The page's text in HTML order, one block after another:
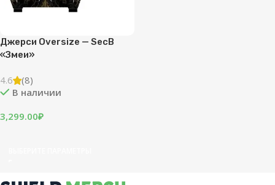
Джерси Oversize — SecB
«Змеи»
4.6
(8)
В наличии
3,299.00₽